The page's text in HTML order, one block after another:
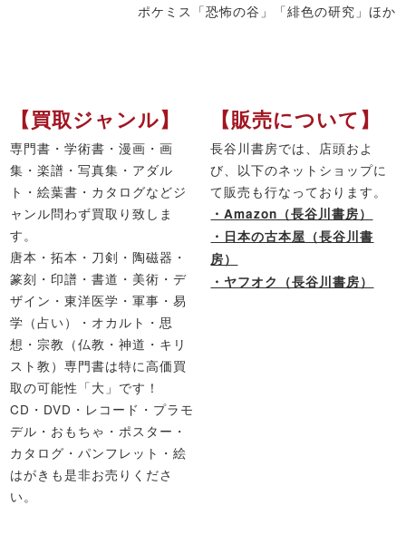
ポケミス「恐怖の谷」「緋色の研究」ほか
【買取ジャンル】
専門書・学術書・漫画・画
集・楽譜・写真集・アダル
ト・絵葉書・カタログなどジ
ャンル問わず買取り致しま
す。
唐本・拓本・刀剣・陶磁器・
篆刻・印譜・書道・美術・デ
ザイン・東洋医学・軍事・易
学（占い）・オカルト・思
想・宗教（仏教・神道・キリ
スト教）専門書は特に高価買
取の可能性「大」です！
CD・DVD・レコード・プラモ
デル・おもちゃ・ポスター・
カタログ・パンフレット・絵
はがきも是非お売りくださ
い。
【販売について】
長谷川書房では、店頭およ
び、以下のネットショップに
て販売も行なっております。
・Amazon（長谷川書房）
・日本の古本屋（長谷川書
房）
・ヤフオク（長谷川書房）